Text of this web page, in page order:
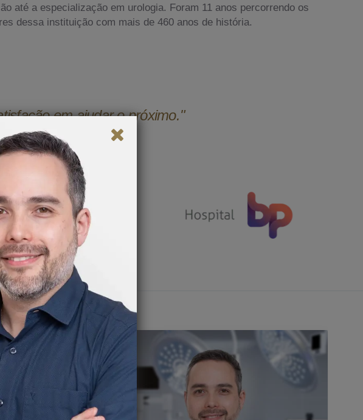
até a especialização em urologia. Foram 11 anos percorrendo os
dessa instituição com mais de 460 anos de história.
em ajudar o próximo."